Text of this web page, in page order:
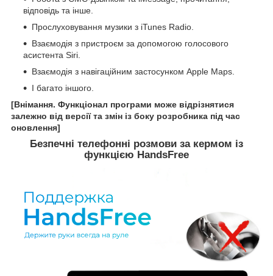
відповідь та інше.
Прослуховування музики з iTunes Radio.
Взаємодія з пристроєм за допомогою голосового
асистента Siri.
Взаємодія з навігаційним застосунком Apple Maps.
І багато іншого.
[Внімання. Функціонал програми може відрізнятися
залежно від версії та змін із боку розробника під час
оновлення]
Безпечні телефонні розмови за кермом із
функцією HandsFree